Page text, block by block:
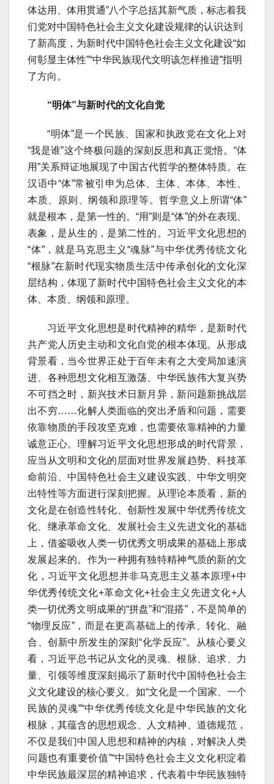
体达用、体用贯通”八个字总括其新气质，标志着我
们党对中国特色社会主义文化建设规律的认识达到
了新高度，为新时代中国特色社会主义文化建设“如
何彰显主体性”“中华民族现代文明该怎样推进”指明
了方向。
“明体”与新时代的文化自觉
“明体”是一个民族、国家和执政党在文化上对
“我是谁”这个终极问题的深刻反思和真正觉悟。“体
用”关系辩证地展现了中国古代哲学的整体特质。在
汉语中“体”常被引申为总体、主体、本体、本性、
本质、原则、纲领和原理等。哲学意义上所谓“体”
就是根本，是第一性的。“用”则是“体”的外在表现、
表象，是从生的，是第二性的。习近平文化思想的
“体”，就是马克思主义“魂脉”与中华优秀传统文化
“根脉”在新时代现实物质生活中传承创化的文化深
层结构，体现了新时代中国特色社会主义文化的本
体、本质、纲领和原理。
习近平文化思想是时代精神的精华，是新时代
共产党人历史主动和文化自觉的根本体现。从形成
背景看，当今世界正处于百年未有之大变局加速演
进、各种思想文化相互激荡、中华民族伟大复兴势
不可挡之时，新兴技术日新月异，新问题新挑战层
出不穷……化解人类面临的突出矛盾和问题，需要
依靠物质的手段攻坚克难，也需要依靠精神的力量
诚意正心。理解习近平文化思想形成的时代背景，
应当从文明和文化的层面对世界发展趋势、科技革
命前沿、中国特色社会主义建设实践、中华文明突
出特性等方面进行深刻把握。从理论本质看，新的
文化是在创造性转化、创新性发展中华优秀传统文
化、继承革命文化、发展社会主义先进文化的基础
上，借鉴吸收人类一切优秀文明成果的基础上形成
发展起来的。作为一种拥有独特精神气质的新的文
化，习近平文化思想并非马克思主义基本原理+中
华优秀传统文化+革命文化+社会主义先进文化+人
类一切优秀文明成果的“拼盘”和“混搭”，不是简单的
“物理反应”，而是在更高基础上的传承、转化、融
合、创新中所发生的深刻“化学反应”。从核心要义
看，习近平总书记从文化的灵魂、根脉、追求、力
量、引领等维度深刻揭示了新时代中国特色社会主
义文化建设的核心要义。如“文化是一个国家、一个
民族的灵魂”“中华优秀传统文化是中华民族的文化
根脉，其蕴含的思想观念、人文精神、道德规范，
不仅是我们中国人思想和精神的内核，对解决人类
问题也有重要价值”“中国特色社会主义文化积淀着
中华民族最深层的精神追求，代表着中华民族独特